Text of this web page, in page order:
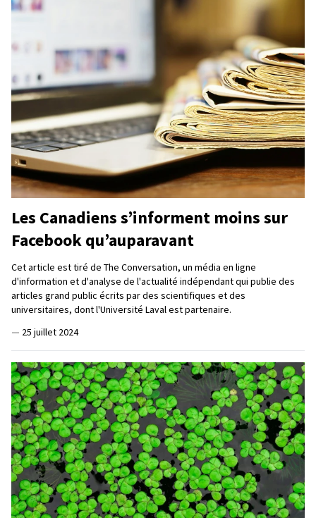
Les Canadiens s’informent moins sur
Facebook qu’auparavant
Cet article est tiré de The Conversation, un média en ligne
d'information et d'analyse de l'actualité indépendant qui publie des
articles grand public écrits par des scientifiques et des
universitaires, dont l'Université Laval est partenaire.
— 25 juillet 2024